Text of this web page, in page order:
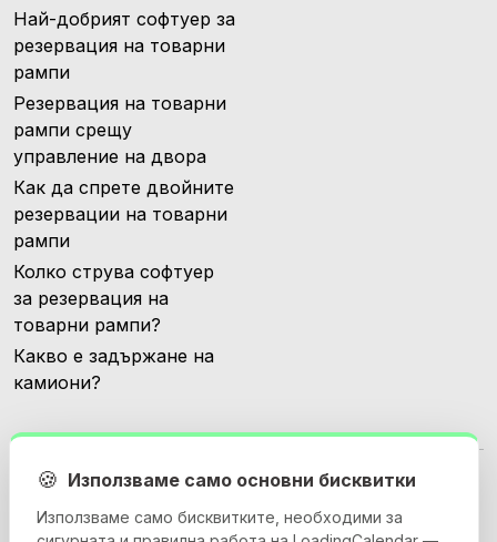
Най-добрият софтуер за
резервация на товарни
рампи
Резервация на товарни
рампи срещу
управление на двора
Как да спрете двойните
резервации на товарни
рампи
Колко струва софтуер
за резервация на
товарни рампи?
Какво е задържане на
камиони?
🍪 Използваме само основни бисквитки
Използваме само бисквитките, необходими за